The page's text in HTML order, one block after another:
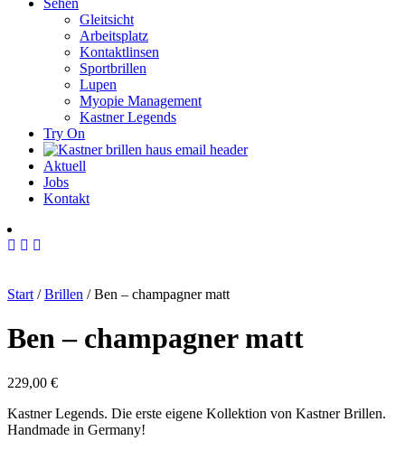
Sehen
Gleitsicht
Arbeitsplatz
Kontaktlinsen
Sportbrillen
Lupen
Myopie Management
Kastner Legends
Try On
Aktuell
Jobs
Kontakt
Start /Brillen / Ben – champagner matt
Ben – champagner matt
229,00 €
Kastner Legends. Die erste eigene Kollektion von Kastner Brillen.
Handmade in Germany!